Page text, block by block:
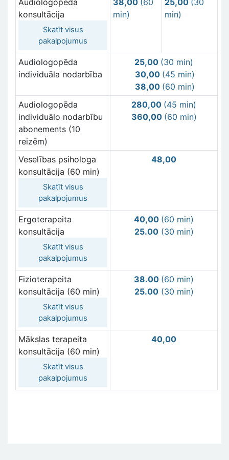
konsultācija
Skatīt visus
pakalpojumus
min)
min)
Audiologopēda
individuāla nodarbība
25,00 (30 min)
30,00 (45 min)
38,00 (60 min)
Audiologopēda
individuālo nodarbību
abonements (10
reizēm)
280,00 (45 min)
360,00 (60 min)
Veselības psihologa
konsultācija (60 min)
Skatīt visus
pakalpojumus
48,00
Ergoterapeita
konsultācija
Skatīt visus
pakalpojumus
40,00 (60 min)
25.00(30 min)
Fizioterapeita
konsultācija (60 min)
Skatīt visus
pakalpojumus
38.00 (60 min)
25.00(30 min)
Mākslas terapeita
konsultācija (60 min)
Skatīt visus
pakalpojumus
40,00